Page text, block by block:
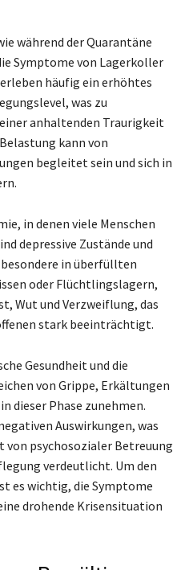
während der Quarantäne
Symptome von Lagerkoller
häufig ein erhöhtes
was zu
anhaltenden Traurigkeit
kann von
begleitet sein und sich in
in denen viele Menschen
depressive Zustände und
in überfüllten
oder Flüchtlingslagern,
Wut und Verzweiflung, das
stark beeinträchtigt.
Gesundheit und die
von Grippe, Erkältungen
dieser Phase zunehmen.
Auswirkungen, was
psychosozialer Betreuung
verdeutlicht. Um den
es wichtig, die Symptome
drohende Krisensituation